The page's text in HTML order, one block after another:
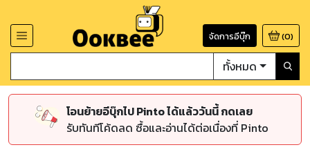
จัดการอีบุ๊ก (0)
ทั้งหมด
โอนย้ายอีบุ๊กไป Pinto ได้แล้ววันนี้ กดเลย
รับทันทีโค้ดลด ซื้อและอ่านได้ต่อเนื่องที่ Pinto